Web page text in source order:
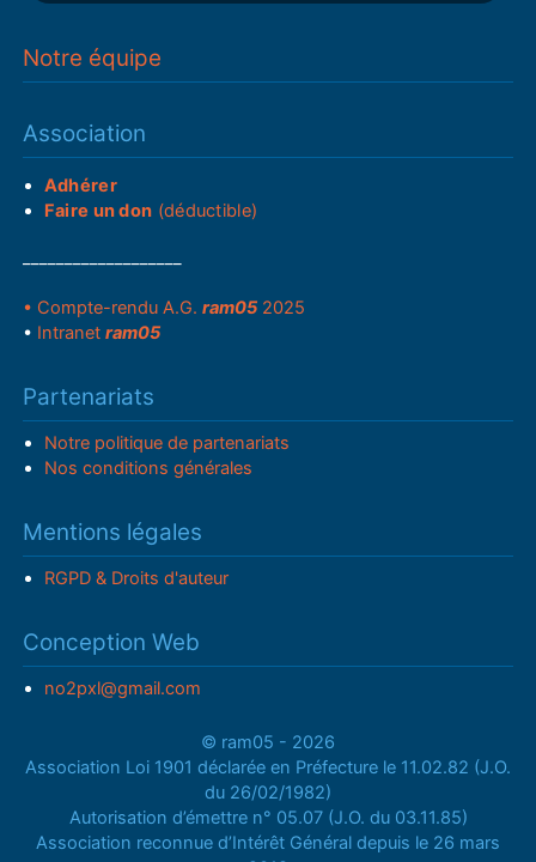
Notre équipe
Association
Adhérer
Faire un don (déductible)
• Compte-rendu A.G.ram05 2025
• Intranetram05
Partenariats
Notre politique de partenariats
Nos conditions générales
Mentions légales
RGPD & Droits d'auteur
Conception Web
no2pxl@gmail.com
© ram05 - 2026
Association Loi 1901 déclarée en Préfecture le 11.02.82 (J.O.
du 26/02/1982)
Autorisation d’émettre n° 05.07 (J.O. du 03.11.85)
Association reconnue d’Intérêt Général depuis le 26 mars